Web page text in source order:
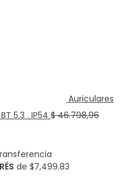
Auriculares
5.3 . IP54 $46.798,96
de $7,499.83